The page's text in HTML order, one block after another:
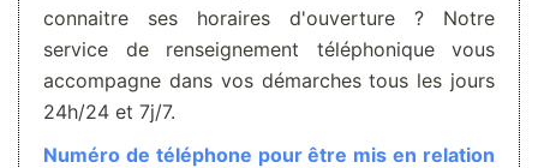
connaitre ses horaires d'ouverture ? Notre
service de renseignement téléphonique vous
accompagne dans vos démarches tous les jours
24h/24 et 7j/7.
Numéro de téléphone pour être mis en relation